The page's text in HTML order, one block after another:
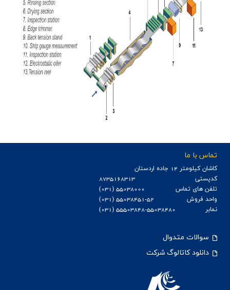
تماس با ما
كاشان كيلومتر 14 جاده اردستان
کدپستی
8735168313
تلفن های تماس
55038000 (031)
واحد فروش
55038451-52 (031)
نمابر
55503848-55038480 (031)
سوالات متدوال
دانلود کاتالوگ شرکت